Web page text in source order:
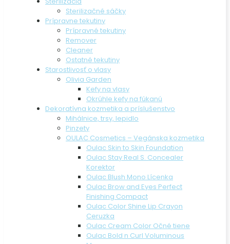
Sterilizačné sáčky
Prípravne tekutiny
Prípravné tekutiny
Remover
Cleaner
Ostatné tekutiny
Starostlivosť o vlasy
Olivia Garden
Kefy na vlasy
Okrúhle kefy na fúkanú
Dekoratívna kozmetika a príslušenstvo
Mihálnice, trsy, lepidlo
Pinzety
OULAC Cosmetics – Vegánska kozmetika
Oulac Skin to Skin Foundation
Oulac Stay Real S. Concealer
Korektor
Oulac Blush Mono Lícenka
Oulac Brow and Eyes Perfect
Finishing Compact
Oulac Color Shine Lip Crayon
Ceruzka
Oulac Cream Color Očné tiene
Oulac Bold n Curl Voluminous